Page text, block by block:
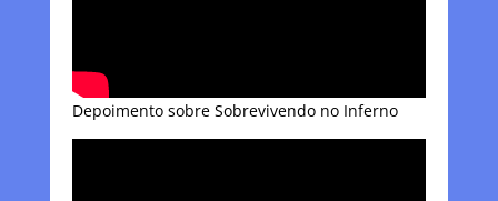
Depoimento sobre Sobrevivendo no Inferno